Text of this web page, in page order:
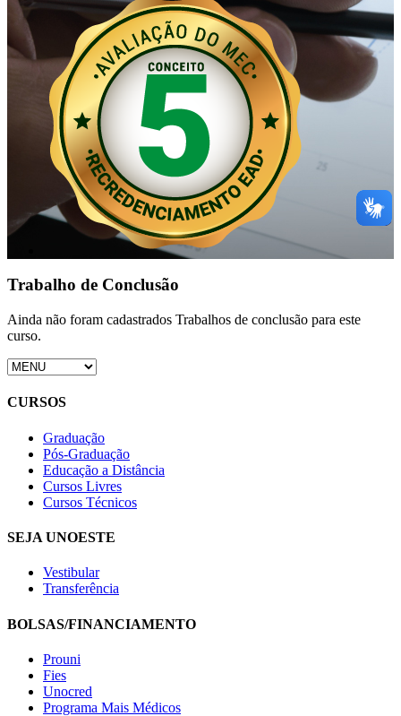
Trabalho de Conclusão
Ainda não foram cadastrados Trabalhos de conclusão para este
curso.
CURSOS
Graduação
Pós-Graduação
Educação a Distância
Cursos Livres
Cursos Técnicos
SEJA UNOESTE
Vestibular
Transferência
BOLSAS/FINANCIAMENTO
Prouni
Fies
Unocred
Programa Mais Médicos